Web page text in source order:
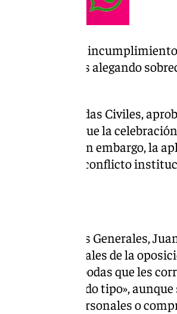
denuncia
rechaza turnos alegando
de Bodas Civiles,
establece que la
los ediles. Sin embargo, la
un importante conflicto
de Servicios Generales,
algunos concejales de la
realizar las bodas que les
excusas de todo tipo»,
de peticiones personales o